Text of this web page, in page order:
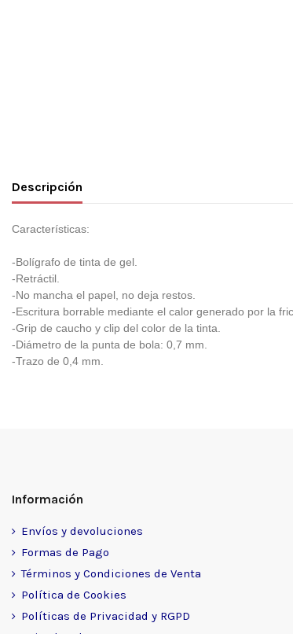
Descripción
Características:
-Bolígrafo de tinta de gel.
-Retráctil.
-No mancha el papel, no deja restos.
-Escritura borrable mediante el calor generado por la
-Grip de caucho y clip del color de la tinta.
-Diámetro de la punta de bola: 0,7 mm.
-Trazo de 0,4 mm.
Información
Envíos y devoluciones
Formas de Pago
Términos y Condiciones de Venta
Política de Cookies
Políticas de Privacidad y RGPD